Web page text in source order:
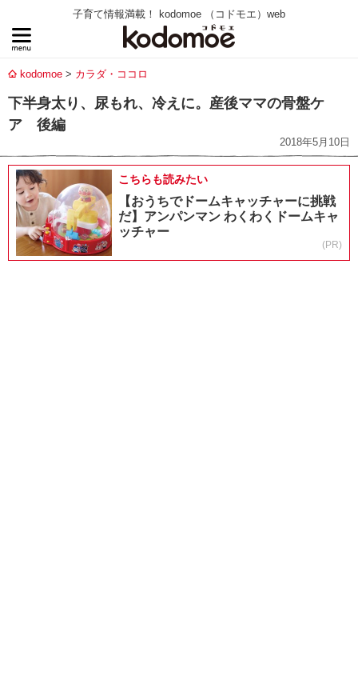
子育て情報満載！ kodomoe （コドモエ）web
kodomoe カラダ・ココロ
下半身太り、尿もれ、冷えに。産後ママの骨盤ケ
ア 後編
2018年5月10日
こちらも読みたい
【おうちでドームキャッチャーに挑戦
だ】アンパンマン わくわくドームキャ
ッチャー
(PR)